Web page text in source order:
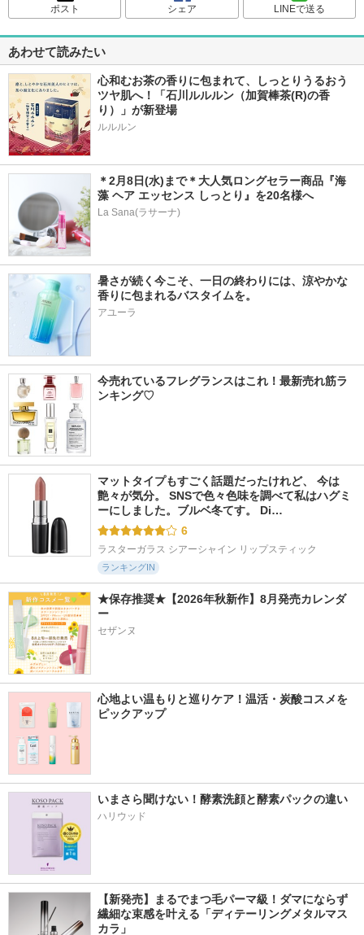
ポスト シェア LINEで送る
あわせて読みたい
心和むお茶の香りに包まれて、しっとりうるおう
ツヤ肌へ！「石川ルルルン（加賀棒茶(R)の香
り）」が新登場
＊2月8日(水)まで＊大人気ロングセラー商品『海
藻 ヘア エッセンス しっとり』を20名様へ
La Sana(ラサーナ)
暑さが続く今こそ、一日の終わりには、涼やかな
香りに包まれるバスタイムを。
アユーラ
今売れているフレグランスはこれ！最新売れ筋ラ
ンキング♡
マットタイプもすごく話題だったけれど、 今は
艶々が気分。 SNSで色々色味を調べて私はハグミ
ーにしました。ブルベ冬てす。 Di…
6
ラスターガラス シアーシャイン リップスティック
ランキングIN
★保存推奨★【2026年秋新作】8月発売カレンダ
ー
セザンヌ
心地よい温もりと巡りケア！温活・炭酸コスメを
ピックアップ
いまさら聞けない！酵素洗顔と酵素パックの違い
ハリウッド
【新発売】まるでまつ毛パーマ級！ダマにならず
繊細な束感を叶える「ディテーリングメタルマス
カラ」